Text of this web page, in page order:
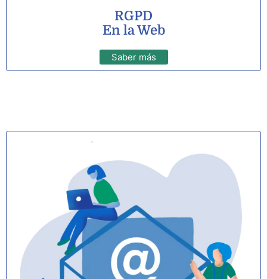
RGPD
En la Web
Saber más